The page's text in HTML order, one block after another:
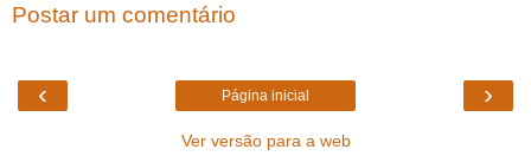
Postar um comentário
‹ ›
Página inicial
Ver versão para a web